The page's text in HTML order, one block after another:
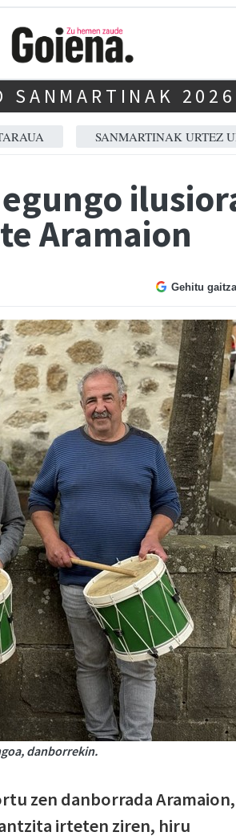
SANMARTINAK 2026
SANMARTINAK URTEZ
Aramaion
Gehitu
danborrekin.
zen danborrada Aramaion,
irteten ziren, hiru